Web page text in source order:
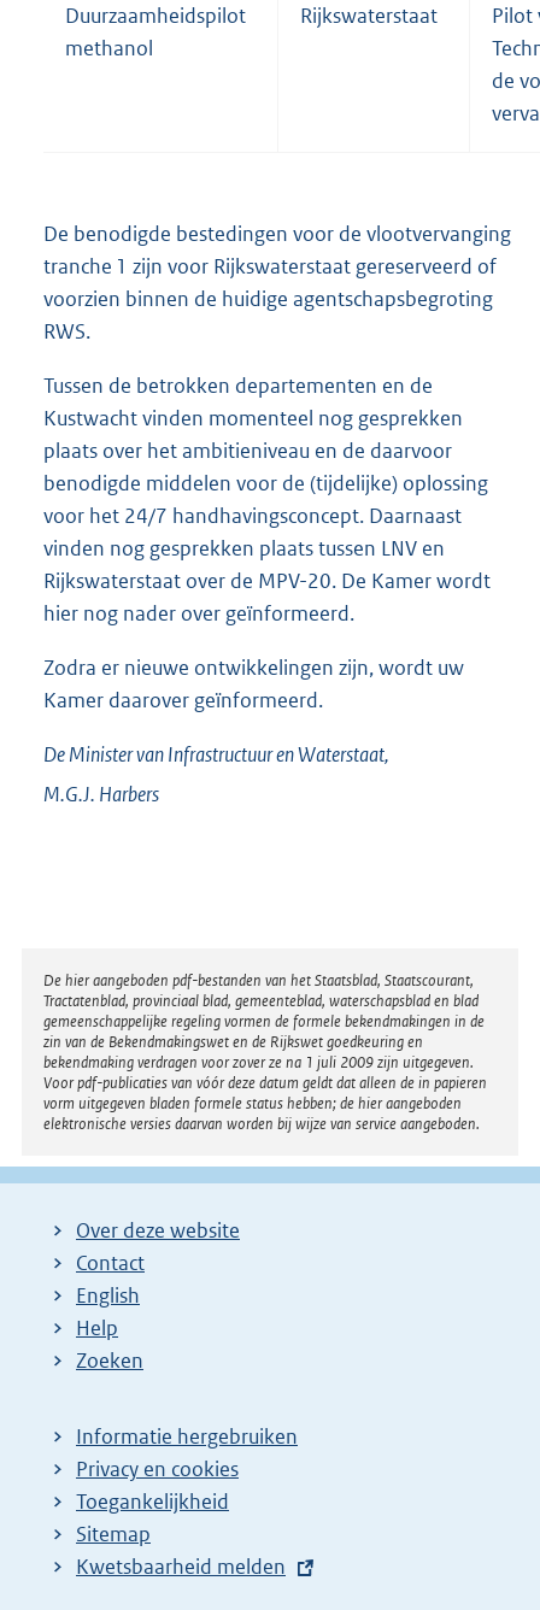
Duurzaamheidspilot
methanol
Rijkswaterstaat
Pilot
de
De benodigde bestedingen voor de vlootvervanging
tranche 1 zijn voor Rijkswaterstaat gereserveerd of
voorzien binnen de huidige agentschapsbegroting
RWS.
Tussen de betrokken departementen en de
Kustwacht vinden momenteel nog gesprekken
plaats over het ambitieniveau en de daarvoor
benodigde middelen voor de (tijdelijke) oplossing
voor het 24/7 handhavingsconcept. Daarnaast
vinden nog gesprekken plaats tussen LNV en
Rijkswaterstaat over de MPV-20. De Kamer wordt
hier nog nader over geïnformeerd.
Zodra er nieuwe ontwikkelingen zijn, wordt uw
Kamer daarover geïnformeerd.
De Minister van Infrastructuur en Waterstaat,
M.G.J. Harbers
Disclaimer
De hier aangeboden pdf-bestanden van het Staatsblad, Staatscourant,
Tractatenblad, provinciaal blad, gemeenteblad, waterschapsblad en blad
gemeenschappelijke regeling vormen de formele bekendmakingen in de
zin van de Bekendmakingswet en de Rijkswet goedkeuring en
bekendmaking verdragen voor zover ze na 1 juli 2009 zijn uitgegeven.
Voor pdf-publicaties van vóór deze datum geldt dat alleen de in papieren
vorm uitgegeven bladen formele status hebben; de hier aangeboden
elektronische versies daarvan worden bij wijze van service aangeboden.
Over deze website
Contact
English
Help
Zoeken
Informatie hergebruiken
Privacy en cookies
Toegankelijkheid
Sitemap
E
Kwetsbaarheid melden